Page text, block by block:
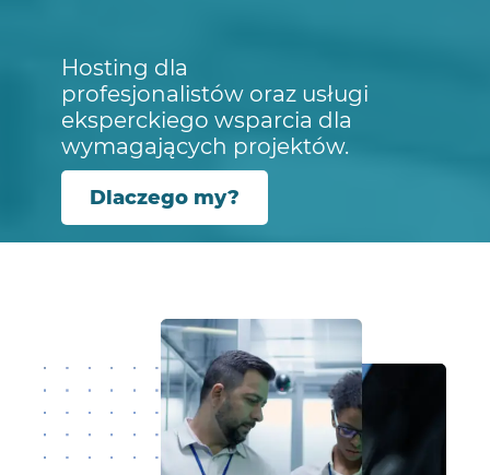
Hosting dla
profesjonalistów oraz usługi
eksperckiego wsparcia dla
wymagających projektów.
Dlaczego my?